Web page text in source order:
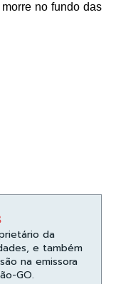
no fundo das
da
e também
na emissora
GO.